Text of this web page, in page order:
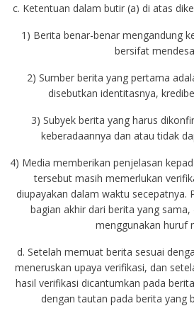
c. Ketentuan dalam butir (a) di atas
1) Berita benar-benar mengandung
bersifat
2) Sumber berita yang pertama
disebutkan identitasnya,
3) Subyek berita yang harus
keberadaannya dan atau tidak
4) Media memberikan penjelasan
tersebut masih memerlukan
diupayakan dalam waktu secepatnya.
bagian akhir dari berita yang
menggunakan huruf
d. Setelah memuat berita sesuai
meneruskan upaya verifikasi, dan
hasil verifikasi dicantumkan pada
dengan tautan pada berita yang